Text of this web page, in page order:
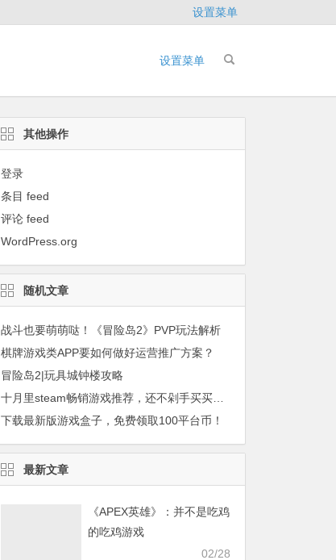
设置菜单
设置菜单
其他操作
登录
条目 feed
评论 feed
WordPress.org
随机文章
战斗也要萌萌哒！《冒险岛2》PVP玩法解析
棋牌游戏类APP要如何做好运营推广方案？
冒险岛2|玩具城钟楼攻略
十月里steam畅销游戏推荐，还不剁手买买买？
下载最新版游戏盒子，免费领取100平台币！
最新文章
《APEX英雄》：并不是吃鸡
的吃鸡游戏
02/28